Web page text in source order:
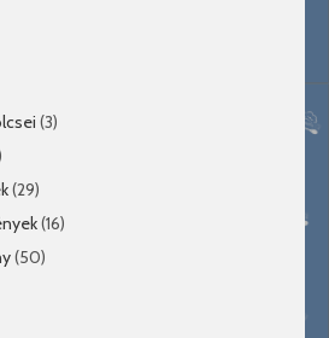
(3)
(29)
(16)
(50)